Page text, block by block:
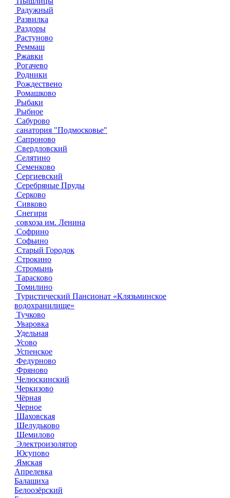
Радужный
Развилка
Раздоры
Растуново
Реммаш
Ржавки
Рогачево
Родники
Рождествено
Ромашково
Рыбаки
Рыбное
Сабурово
санатория "Подмосковье"
Сапроново
Свердловский
Селятино
Семенково
Сергиевский
Серебряные Пруды
Серково
Сивково
Снегири
совхоза им. Ленина
Софрино
Софьино
Старый Городок
Строкино
Стромынь
Тарасково
Томилино
Туристический Пансионат «Клязьминское
водохранилище»
Тучково
Уваровка
Удельная
Усово
Успенское
Федурново
Фряново
Челюскинский
Черкизово
Чёрная
Черное
Шаховская
Шелудьково
Щемилово
Электроизолятор
Юсупово
Ямская
Апрелевка
Балашиха
Белоозёрский